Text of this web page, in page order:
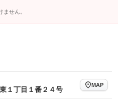
せん。
１丁目１番２４号
MAP